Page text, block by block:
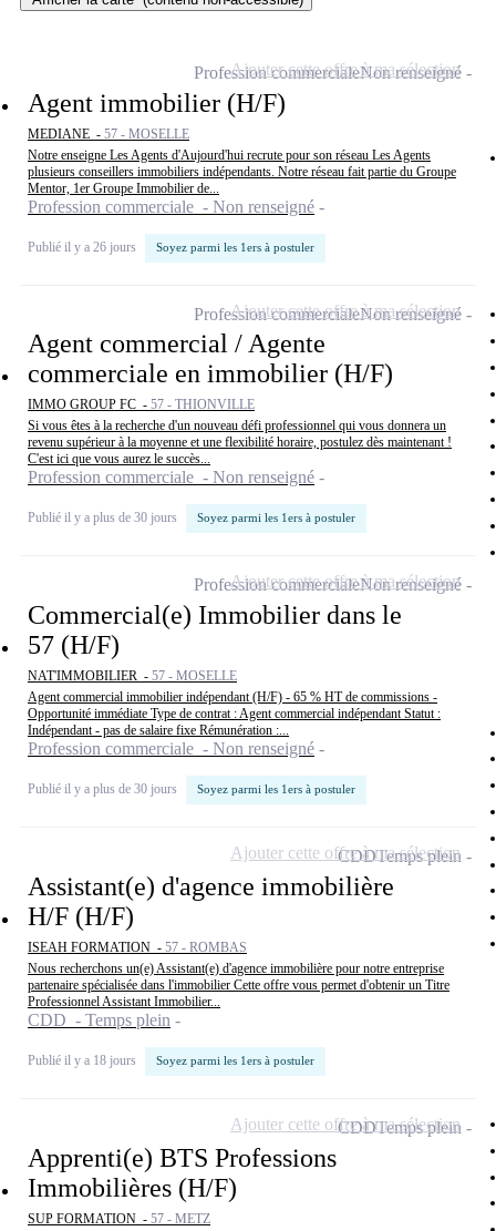
Agent immobilier (H/F)
MEDIANE - 57 - MOSELLE
Notre enseigne Les Agents d'Aujourd'hui recrute pour son réseau Les Agents
plusieurs conseillers immobiliers indépendants. Notre réseau fait partie du Groupe
Mentor, 1er Groupe Immobilier de...
Profession commerciale - Non renseigné
Publié il y a 26 jours Soyez parmi les 1ers à postuler
Profession commercialeNon renseigné
Ajouter cette offre à ma sélection
Agent commercial / Agente
commerciale en immobilier (H/F)
IMMO GROUP FC - 57 - THIONVILLE
Si vous êtes à la recherche d'un nouveau défi professionnel qui vous donnera un
revenu supérieur à la moyenne et une flexibilité horaire, postulez dès maintenant !
C'est ici que vous aurez le succès...
Profession commerciale - Non renseigné
Publié il y a plus de 30 jours Soyez parmi les 1ers à postuler
Profession commercialeNon renseigné
Ajouter cette offre à ma sélection
Commercial(e) Immobilier dans le
57 (H/F)
NAT'IMMOBILIER - 57 - MOSELLE
Agent commercial immobilier indépendant (H/F) - 65 % HT de commissions -
Opportunité immédiate Type de contrat : Agent commercial indépendant Statut :
Indépendant - pas de salaire fixe Rémunération :...
Profession commerciale - Non renseigné
Publié il y a plus de 30 jours Soyez parmi les 1ers à postuler
Profession commercialeNon renseigné
Ajouter cette offre à ma sélection
Assistant(e) d'agence immobilière
H/F (H/F)
ISEAH FORMATION - 57 - ROMBAS
Nous recherchons un(e) Assistant(e) d'agence immobilière pour notre entreprise
partenaire spécialisée dans l'immobilier Cette offre vous permet d'obtenir un Titre
Professionnel Assistant Immobilier...
CDD - Temps plein
Publié il y a 18 jours Soyez parmi les 1ers à postuler
CDDTemps plein
Ajouter cette offre à ma sélection
Apprenti(e) BTS Professions
Immobilières (H/F)
SUP FORMATION - 57 - METZ
CDDTemps plein
Ajouter cette offre à ma sélection